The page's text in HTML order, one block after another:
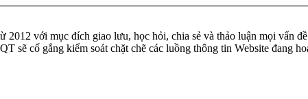
với mục đích giao lưu, học hỏi, chia sẻ và thảo luận mọi vấn
sẽ cố gắng kiểm soát chặt chẽ các luồng thông tin Website đang